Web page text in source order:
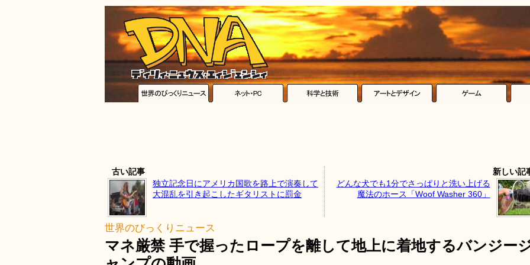
古い記事
独立記念日にアメリカ国歌を路上で演奏して
大混乱を引き起こしたギタリストに罰金
新しい記
どんな犬でも1分でさっぱりと洗い上げる
魔法のホース「Woof Washer 360」
世界のびっくりニュース
マネ厳禁 手で握ったロープを離して地上に着地するバンジー